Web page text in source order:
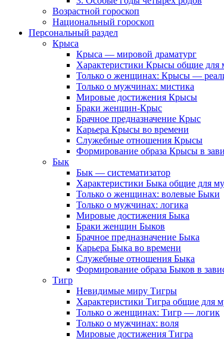
Возрастной гороскоп
Национальный гороскоп
Персональный раздел
Крыса
Крыса — мировой драматург
Характеристики Крысы общие для
Только о женщинах: Крысы —
Только о мужчинах: мистика
Мировые достижения Крысы
Браки женщин-Крыс
Брачное предназначение Крыс
Карьера Крысы во времени
Служебные отношения Крысы
Формирование образа Крысы в
Бык
Бык — систематизатор
Характеристики Быка общие для
Только о женщинах: волевые Быки
Только о мужчинах: логика
Мировые достижения Быка
Браки женщин Быков
Брачное предназначение Быка
Карьера Быка во времени
Служебные отношения Быка
Формирование образа Быков в
Тигр
Невидимые миру Тигры
Характеристики Тигра общие для
Только о женщинах: Тигр — логик
Только о мужчинах: воля
Мировые достижения Тигра